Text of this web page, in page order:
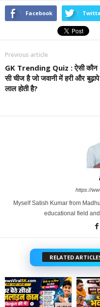
Facebook
Previous article
GK Trending Quiz : ऐसी कौन
सी चीज है जो जवानी में हरी और
लाल होती है?
https://
Myself Satish Kumar from
educational field
RELATED